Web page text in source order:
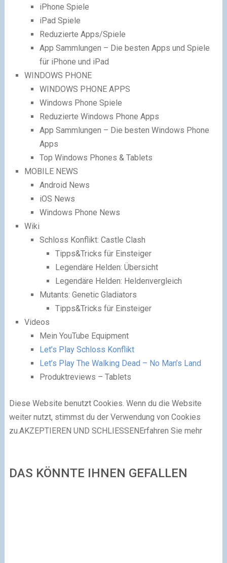
iPhone Spiele
iPad Spiele
Reduzierte Apps/Spiele
App Sammlungen – Die besten Apps und Spiele
für iPhone und iPad
WINDOWS PHONE
WINDOWS PHONE APPS
Windows Phone Spiele
Reduzierte Windows Phone Apps
App Sammlungen – Die besten Windows Phone
Apps
Top Windows Phones & Tablets
MOBILE NEWS
Android News
iOS News
Windows Phone News
Wiki
Schloss Konflikt: Castle Clash
Tipps&Tricks für Einsteiger
Legendäre Helden: Übersicht
Legendäre Helden: Heldenvergleich
Mutants: Genetic Gladiators
Tipps&Tricks für Einsteiger
Videos
Mein YouTube Equipment
Let’s Play Schloss Konflikt
Let’s Play The Walking Dead – No Man’s Land
Produktreviews – Tablets
Diese Website benutzt Cookies. Wenn du die Website
weiter nutzt, stimmst du der Verwendung von Cookies
zu.AKZEPTIEREN UND SCHLIESSENErfahren Sie mehr
DAS KÖNNTE IHNEN GEFALLEN